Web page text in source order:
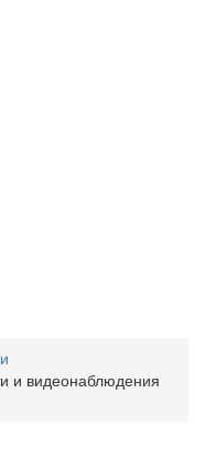
и видеонаблюдения